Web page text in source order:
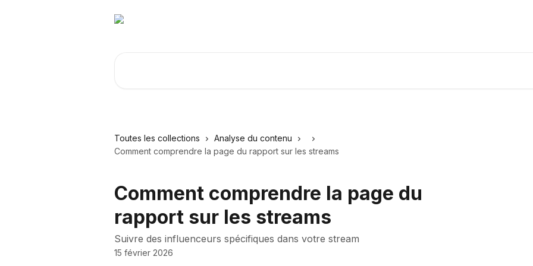
Toutes les collections
Analyse du contenu
Comment comprendre la page du rapport sur les streams
Comment comprendre la page du
rapport sur les streams
Suivre des influenceurs spécifiques dans votre stream
15 février 2026